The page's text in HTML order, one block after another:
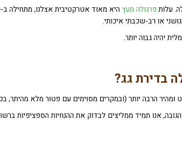
עלות פרגולה מעץ היא מאוד אטרקטיבית אצלנו, מתחילה ב-400 ₪ למ"ר
יהיה גבוה יותר.
בדירת גג?
ומהיר הרבה יותר (ובמקרים מסוימים עם פטור מלא מהיתר,
אנו תמיד ממליצים לבדוק את ההנחיות הספציפיות